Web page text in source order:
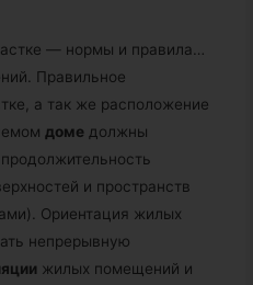
— нормы и правила…
Правильное
а так же расположение
доме должны
и пространств
Ориентация жилых
непрерывную
жилых помещений и